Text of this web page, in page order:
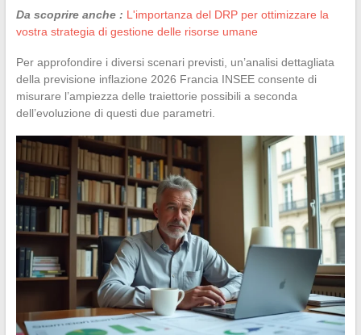
Da scoprire anche : L'importanza del DRP per ottimizzare la
vostra strategia di gestione delle risorse umane
Per approfondire i diversi scenari previsti, un’analisi dettagliata
della previsione inflazione 2026 Francia INSEE consente di
misurare l’ampiezza delle traiettorie possibili a seconda
dell’evoluzione di questi due parametri.